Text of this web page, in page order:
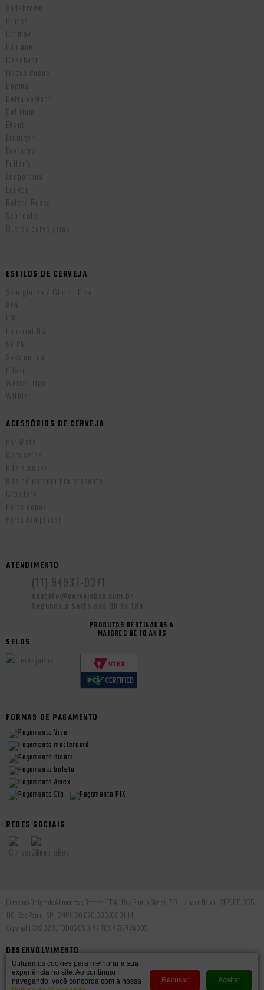
Bodebrown
Brotas
Chimay
Paulaner
Czechvar
Hocus Pocus
Dogma
DeHalveMaan
Delirium
Ekaut
Erdinger
Everbrew
Fuller’s
Leopoldina
Leuven
Roleta Russa
Schneider
Outras cervejarias
ESTILOS DE CERVEJA
Sem glúten / Gluten Free
APA
IPA
Imperial IPA
NEIPA
Session Ipa
Pilsen
Weiss/Trigo
Witbier
ACESSÓRIOS DE CERVEJA
Bar Mats
Camisetas
Kits e copos
Kits de cerveja pra presente
Growlers
Porta copos
Porta tampinhas
ATENDIMENTO
(11) 94937-0371
contato@cervejabox.com.br
Segunda a Sexta das 9h às 18h
PRODUTOS DESTINADOS A
MAIORES DE 18 ANOS
SELOS
FORMAS DE PAGAMENTO
REDES SOCIAIS
Comercio Online de Alimentos e Bebidas LTDA - Rua Emilio Goeldi, 747 - Lapa de Baixo - CEP: 05.065-
110 - Sao Paulo - SP - CNPJ: 30.070.683/0001-14
Copyright © 2026, TODOS OS DIREITOS RESERVADOS.
DESENVOLVIMENTO
Utilizamos cookies para melhorar a sua
experiência no site. Ao continuar
navegando, você concorda com a nossa
Recusar Aceitar